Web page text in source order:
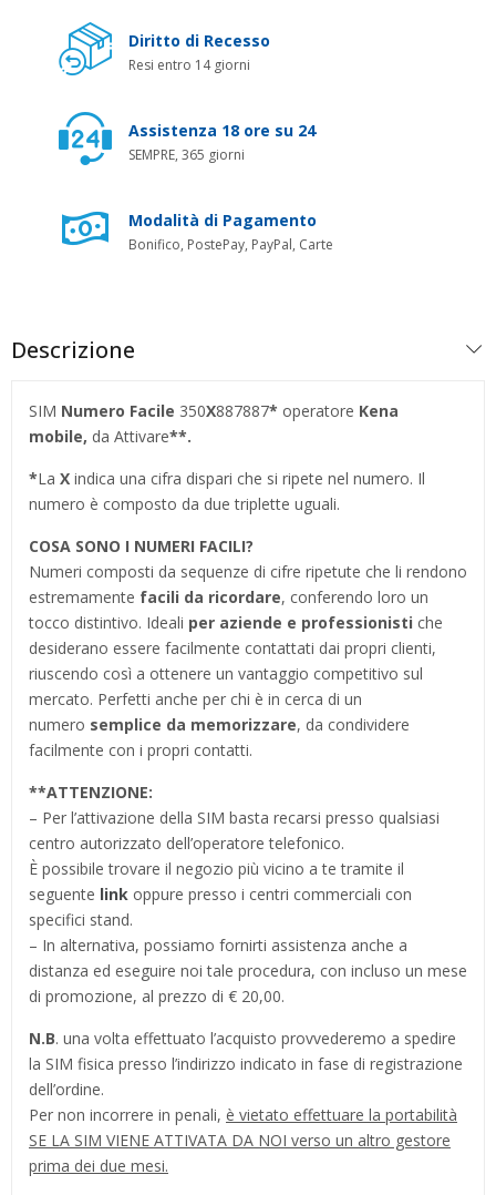
Diritto di Recesso
Resi entro 14 giorni
Assistenza 18 ore su 24
SEMPRE, 365 giorni
Modalità di Pagamento
Bonifico, PostePay, PayPal, Carte
Descrizione
SIM Numero Facile 350X887887* operatore Kena
mobile, da Attivare**.
*La X indica una cifra dispari che si ripete nel numero. Il
numero è composto da due triplette uguali.
COSA SONO I NUMERI FACILI?
Numeri composti da sequenze di cifre ripetute che li rendono
estremamente facili da ricordare, conferendo loro un
tocco distintivo. Ideali per aziende e professionisti che
desiderano essere facilmente contattati dai propri clienti,
riuscendo così a ottenere un vantaggio competitivo sul
mercato. Perfetti anche per chi è in cerca di un
numero semplice da memorizzare, da condividere
facilmente con i propri contatti.
**ATTENZIONE:
– Per l’attivazione della SIM basta recarsi presso qualsiasi
centro autorizzato dell’operatore telefonico.
È possibile trovare il negozio più vicino a te tramite il
seguente link oppure presso i centri commerciali con
specifici stand.
– In alternativa, possiamo fornirti assistenza anche a
distanza ed eseguire noi tale procedura, con incluso un mese
di promozione, al prezzo di € 20,00.
N.B. una volta effettuato l’acquisto provvederemo a spedire
la SIM fisica presso l’indirizzo indicato in fase di registrazione
dell’ordine.
Per non incorrere in penali, è vietato effettuare la portabilità
SE LA SIM VIENE ATTIVATA DA NOI verso un altro gestore
prima dei due mesi.